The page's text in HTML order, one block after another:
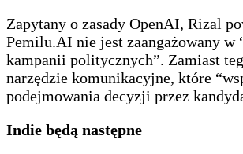
Zapytany o zasady OpenAI, Rizal
Pemilu.AI nie jest zaangażowany w
kampanii politycznych”. Zamiast
narzędzie komunikacyjne, które
podejmowania decyzji przez
Indie będą następne